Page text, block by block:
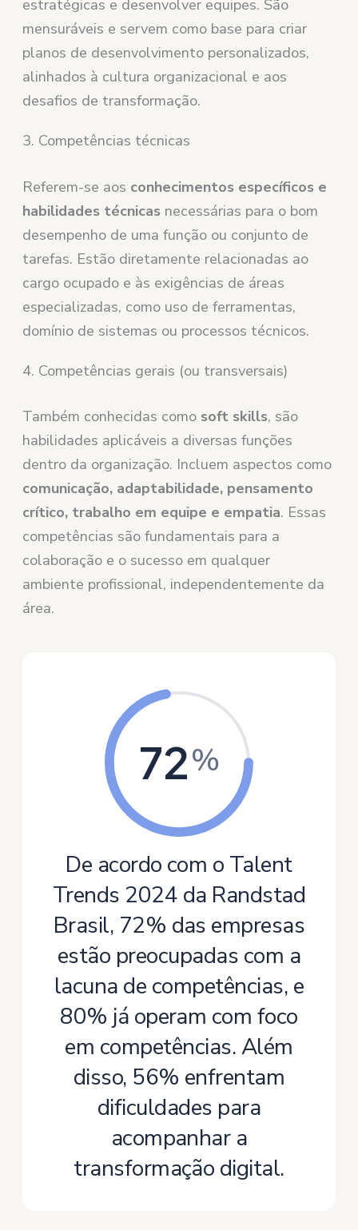
estratégicas e desenvolver equipes. São
mensuráveis e servem como base para criar
planos de desenvolvimento personalizados,
alinhados à cultura organizacional e aos
desafios de transformação.
3. Competências técnicas
Referem-se aos conhecimentos específicos e
habilidades técnicas necessárias para o bom
desempenho de uma função ou conjunto de
tarefas. Estão diretamente relacionadas ao
cargo ocupado e às exigências de áreas
especializadas, como uso de ferramentas,
domínio de sistemas ou processos técnicos.
4. Competências gerais (ou transversais)
Também conhecidas como soft skills, são
habilidades aplicáveis a diversas funções
dentro da organização. Incluem aspectos como
comunicação, adaptabilidade, pensamento
crítico, trabalho em equipe e empatia. Essas
competências são fundamentais para a
colaboração e o sucesso em qualquer
ambiente profissional, independentemente da
área.
72%
De acordo com o Talent
Trends 2024 da Randstad
Brasil, 72% das empresas
estão preocupadas com a
lacuna de competências, e
80% já operam com foco
em competências. Além
disso, 56% enfrentam
dificuldades para
acompanhar a
transformação digital.